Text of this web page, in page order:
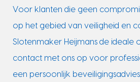
Voor klanten die geen
op het gebied van veiligheid en
Slotenmaker Heijmans de ideale
contact met ons op voor
een persoonlijk